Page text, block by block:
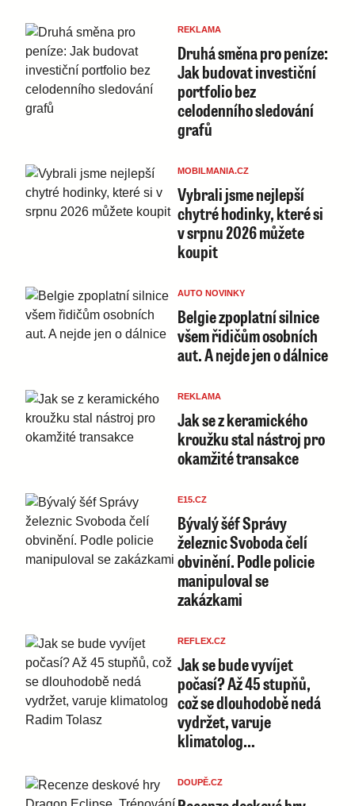
REKLAMA
Druhá směna pro peníze:
Jak budovat investiční
portfolio bez
celodenního sledování
grafů
MOBILMANIA.CZ
Vybrali jsme nejlepší
chytré hodinky, které si
v srpnu 2026 můžete
koupit
AUTO NOVINKY
Belgie zpoplatní silnice
všem řidičům osobních
aut. A nejde jen o dálnice
REKLAMA
Jak se z keramického
kroužku stal nástroj pro
okamžité transakce
E15.CZ
Bývalý šéf Správy
železnic Svoboda čelí
obvinění. Podle policie
manipuloval se
zakázkami
REFLEX.CZ
Jak se bude vyvíjet
počasí? Až 45 stupňů,
což se dlouhodobě nedá
vydržet, varuje
klimatolog…
DOUPĚ.CZ